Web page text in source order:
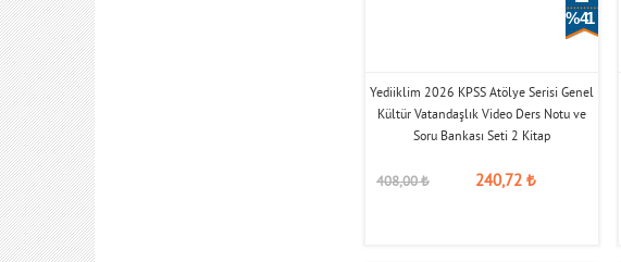
% 41
Yediiklim 2026 KPSS Atölye Serisi Genel
Kültür Vatandaşlık Video Ders Notu ve
Soru Bankası Seti 2 Kitap
408,00₺ 240,72 ₺